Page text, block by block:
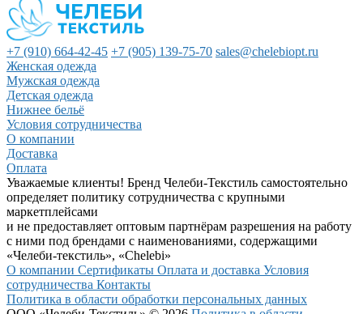
+7 (910) 664-42-45 +7 (905) 139-75-70 sales@chelebiopt.ru
Женская одежда
Мужская одежда
Детская одежда
Нижнее бельё
Условия сотрудничества
О компании
Доставка
Оплата
Уважаемые клиенты! Бренд Челеби-Текстиль самостоятельно
определяет политику сотрудничества с крупными
маркетплейсами
и не предоставляет оптовым партнёрам разрешения на работу
с ними под брендами с наименованиями, содержащими
«Челеби-текстиль», «Chelebi»
О компании Сертификаты Оплата и доставка Условия
сотрудничества Контакты
Политика в области обработки персональных данных